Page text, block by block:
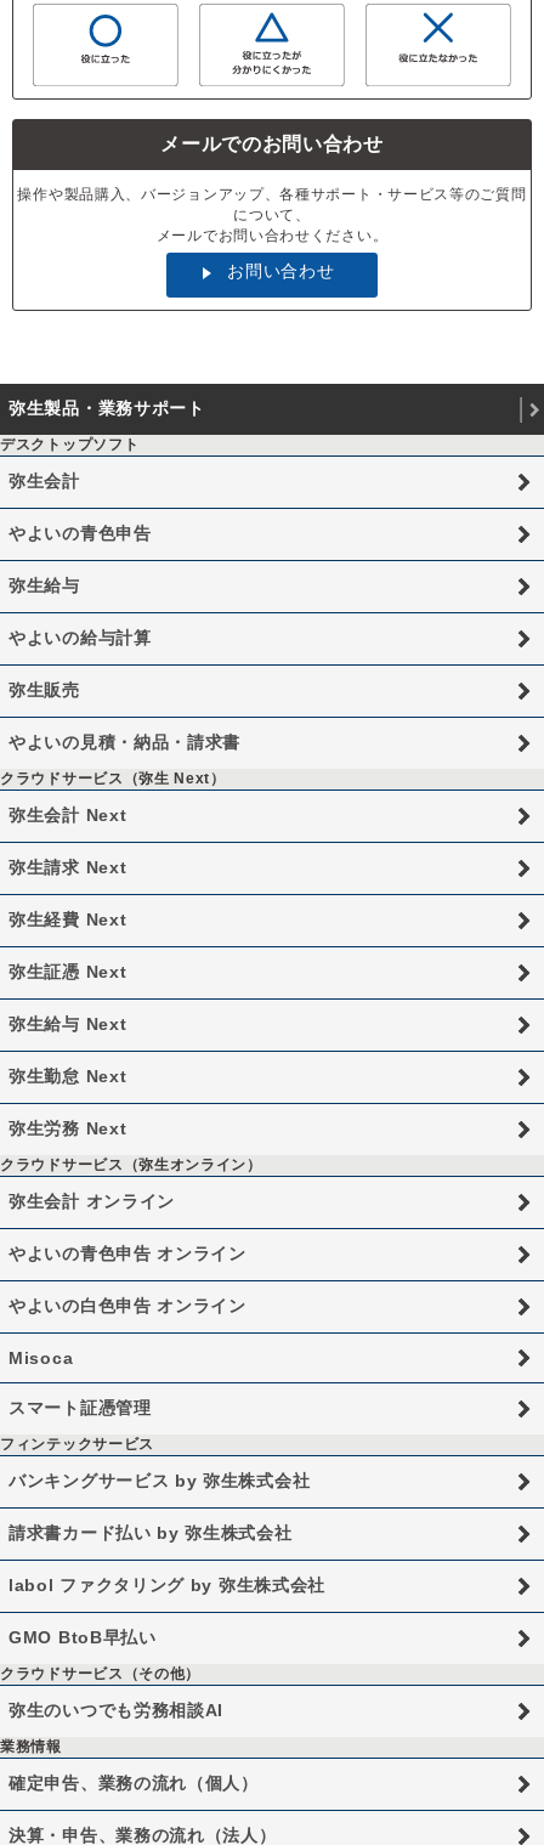
メールでのお問い合わせ
操作や製品購入、バージョンアップ、各種サポート・サービス等のご質問
について、
メールでお問い合わせください。
お問い合わせ
弥生製品・業務サポート
デスクトップソフト
弥生会計
やよいの青色申告
弥生給与
やよいの給与計算
弥生販売
やよいの見積・納品・請求書
クラウドサービス（弥生 Next）
弥生会計 Next
弥生請求 Next
弥生経費 Next
弥生証憑 Next
弥生給与 Next
弥生勤怠 Next
弥生労務 Next
クラウドサービス（弥生オンライン）
弥生会計 オンライン
やよいの青色申告 オンライン
やよいの白色申告 オンライン
Misoca
スマート証憑管理
フィンテックサービス
バンキングサービス by 弥生株式会社
請求書カード払い by 弥生株式会社
labol ファクタリング by 弥生株式会社
GMO BtoB早払い
クラウドサービス（その他）
弥生のいつでも労務相談AI
業務情報
確定申告、業務の流れ（個人）
決算・申告、業務の流れ（法人）